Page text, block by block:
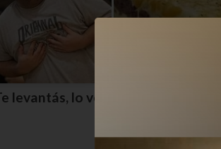
Te levantás, lo ves y tipo…